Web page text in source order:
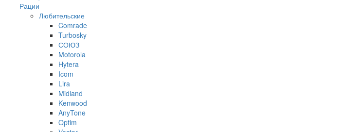
Рации
Любительские
Comrade
Turbosky
СОЮЗ
Motorola
Hytera
Icom
Lira
Midland
Kenwood
AnyTone
Optim